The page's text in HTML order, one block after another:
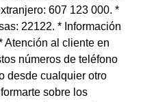
607 123 000. *
22122. * Información
Atención al cliente en
números de teléfono
desde cualquier otro
sobre los